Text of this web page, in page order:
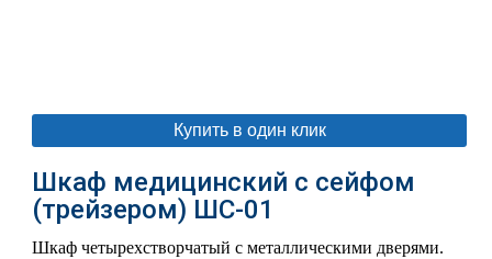
Купить в один клик
Шкаф медицинский с сейфом
(трейзером) ШС-01
Шкаф четырехстворчатый с металлическими дверями.